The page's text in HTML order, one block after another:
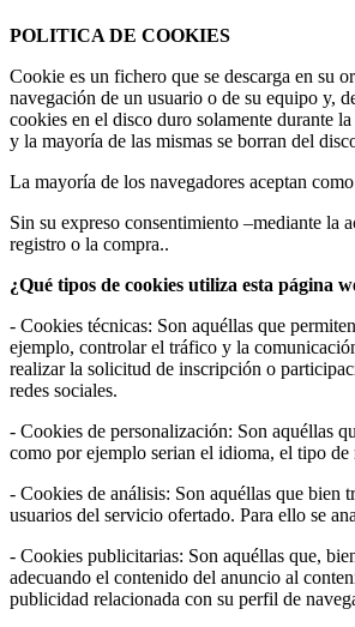
POLITICA DE COOKIES
Cookie es un fichero que se descarga en su
navegación de un usuario o de su equipo y,
cookies en el disco duro solamente durante
y la mayoría de las mismas se borran del
La mayoría de los navegadores aceptan
Sin su expreso consentimiento –mediante la
registro o la compra..
¿Qué tipos de cookies utiliza esta página
- Cookies técnicas: Son aquéllas que
ejemplo, controlar el tráfico y la
realizar la solicitud de inscripción o
redes sociales.
- Cookies de personalización: Son aquéllas
como por ejemplo serian el idioma, el tipo
- Cookies de análisis: Son aquéllas que bien
usuarios del servicio ofertado. Para ello se
- Cookies publicitarias: Son aquéllas que,
adecuando el contenido del anuncio al
publicidad relacionada con su perfil de